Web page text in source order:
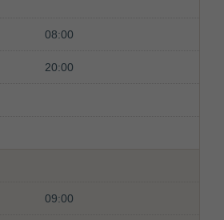
08:00
20:00
09:00